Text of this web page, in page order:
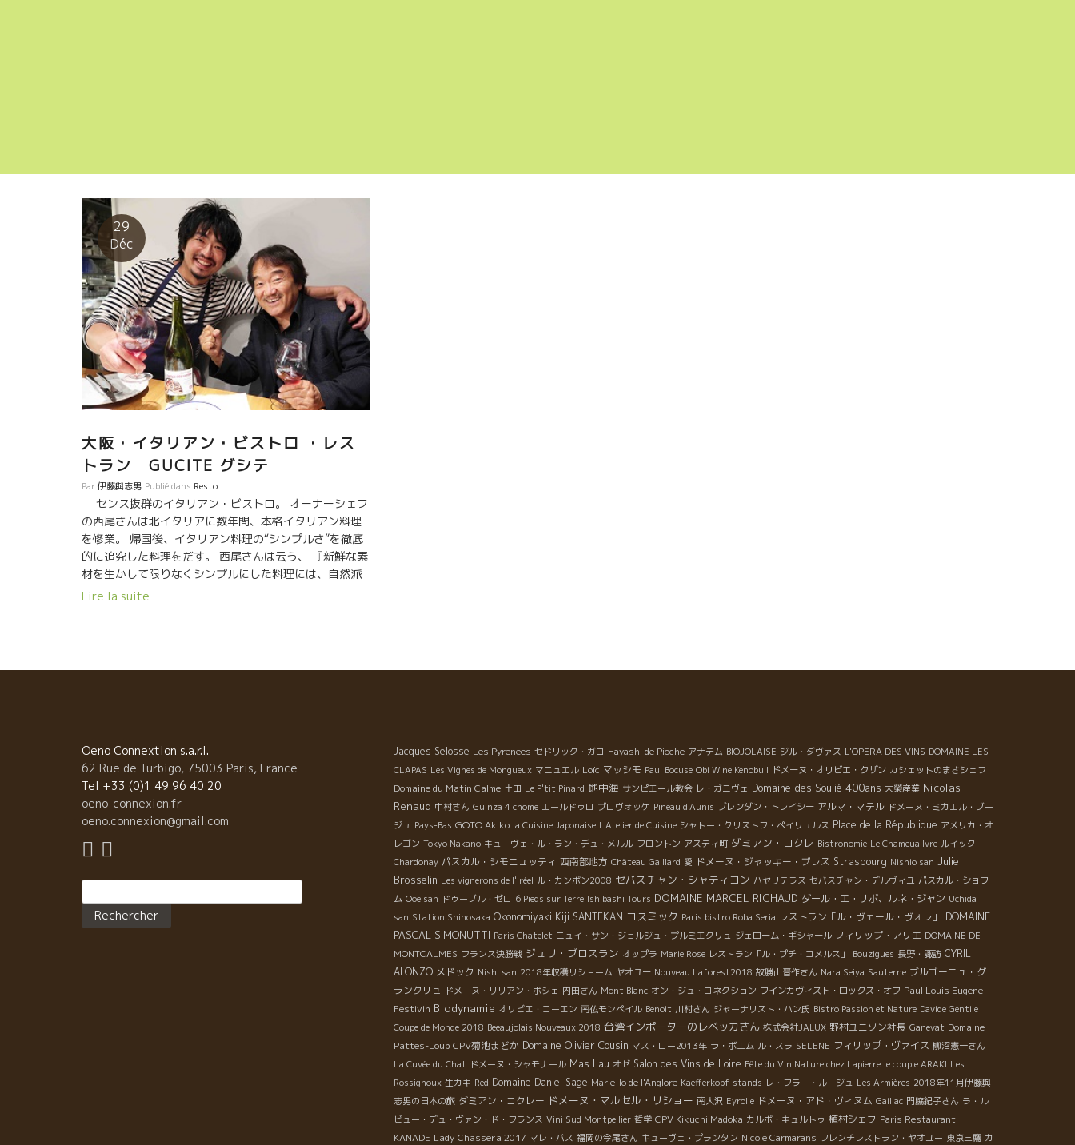
29
Déc
大阪・イタリアン・ビストロ ・レス
トラン GUCITE グシテ
Par伊藤與志男 Publié dans Resto
センス抜群のイタリアン・ビストロ。 オーナーシェフ
の西尾さんは北イタリアに数年間、本格イタリアン料理
を修業。 帰国後、イタリアン料理の“シンプルさ”を徹底
的に追究した料理をだす。 西尾さんは云う、 『新鮮な素
材を生かして限りなくシンプルにした料理には、自然派
ワインしか合わなくなってしまった。』 カウンターのみ
が一つ増えました。 今夜は偶然にフェイスブック
仲間の中村さん、こんな素晴らしい人に逢う事ができま
した。 大変な自然派ワイン愛好家。日本中の至る所で自
然派ワインが飲める場に顔をだしてる凄い人。 前々から
お逢いしたいな、とお互いに云っていたいあたら、なん
した。有難う。 グシテを出てチョット歩くとこんな美
Lire la suite
Oeno Connextion s.a.r.l.
62 Rue de Turbigo, 75003 Paris, France
Tel +33 (0)1 49 96 40 20
oeno-connexion.fr
oeno.connexion@gmail.com
Jacques Selosse Les Pyrenees セドリック・ガロ Hayashi de Pioche アナテム BIOJOLAISE ジル・ダヴァス L'OPERA DES VINS DOMAINE LES
CLAPAS Les Vignes de Mongueux マニュエル Loïc マッシモ Paul Bocuse Obi Wine Kenobull ドメーヌ・オリビエ・クザン カシェットのまさシェフ
Domaine du Matin Calme 土田 Le P'tit Pinard 地中海 サンピエール教会 レ・ガニヴェ Domaine des Soulié 400ans 大榮産業 Nicolas
Renaud 中村さん Guinza 4 chome エールドゥロ プロヴォッケ Pineau d'Aunis ブレンダン・トレイシー アルマ・マテル ドメーヌ・ミカエル・ブー
ジュ Pays-Bas GOTO Akiko la Cuisine Japonaise L'Atelier de Cuisine シャトー・クリストフ・ペイリュルス Place de la République アメリカ・オ
レゴン Tokyo Nakano キューヴェ・ル・ラン・デュ・メルル フロントン アスティ町 ダミアン・コクレ Bistronomie Le Chameua Ivre ルイック
Chardonay パスカル・シモニュッティ 西南部地方 Château Gaillard 愛 ドメーヌ・ジャッキー・プレス Strasbourg Nishio san Julie
Brosselin Les vignerons de l'iréel ル・カンボン2008 セバスチャン・シャティヨン ハヤリテラス セバスチャン・デルヴィユ パスカル・ショワ
ム Ooe san ドゥーブル・ゼロ 6 Pieds sur Terre Ishibashi Tours DOMAINE MARCEL RICHAUD ダール・エ・リボ、ルネ・ジャン Uchida
san Station Shinosaka Okonomiyaki Kiji SANTEKAN コスミック Paris bistro Roba Seria レストラン「ル・ヴェール・ヴォレ」
DOMAINE
PASCAL SIMONUTTI Paris Chatelet ニュイ・サン・ジョルジュ・プルミエクリュ ジェローム・ギシャール フィリップ・アリエ DOMAINE DE
MONTCALMES フランス決勝戦 ジュリ・ブロスラン オップラ Marie Rose レストラン「ル・プチ・コメルス」 Bouzigues 長野・諏訪 CYRIL
ALONZO メドック Nishi san 2018年収穫リショーム ヤオユー Nouveau Laforest2018 故勝山晋作さん Nara Seiya Sauterne ブルゴーニュ・グ
ランクリュ ドメーヌ・リリアン・ボシェ 内田さん Mont Blanc オン・ジュ・コネクション ワインカヴィスト・ロックス・オフ Paul Louis Eugene
Festivin Biodynamie オリビエ・コーエン 南仏モンペイル Benoit 川村さん ジャーナリスト・ハン氏 Bistro Passion et Nature Davide Gentile
Coupe de Monde 2018 Beeaujolais Nouveaux 2018 台湾インポーターのレベッカさん 株式会社JALUX 野村ユニソン社長 Ganevat Domaine
Pattes-Loup CPV菊池まどか Domaine Olivier Cousin マス・ロー2013年 ラ・ボエム ル・スラ SELENE フィリップ・ヴァイス 柳沼憲一さん
La Cuvée du Chat ドメーヌ・シャモナール Mas Lau オゼ Salon des Vins de Loire Fête du Vin Nature chez Lapierre le couple ARAKI Les
Rossignoux 生カキ Red Domaine Daniel Sage Marie-lo de l'Anglore Kaefferkopf stands レ・フラー・ルージュ Les Armières 2018年11月伊藤與
志男の日本の旅 ダミアン・コクレー ドメーヌ・マルセル・リショー 南大沢 Eyrolle ドメーヌ・アド・ヴィヌム Gaillac 門脇紀子さん ラ・ル
ビュー・デュ・ヴァン・ド・フランス Vini Sud Montpellier 哲学 CPV Kikuchi Madoka カルボ・キュルトゥ 植村シェフ Paris Restaurant
KANADE Lady Chassera 2017 マレ・バス 福岡の今尾さん キューヴェ・プランタン Nicole Carmarans フレンチレストラン・ヤオユー 東京三鷹 カ